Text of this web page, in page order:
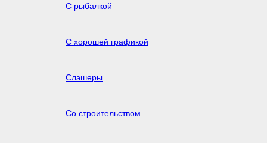
С рыбалкой
С хорошей графикой
Слэшеры
Со строительством